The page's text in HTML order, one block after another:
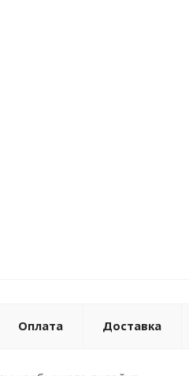
Оплата Доставка